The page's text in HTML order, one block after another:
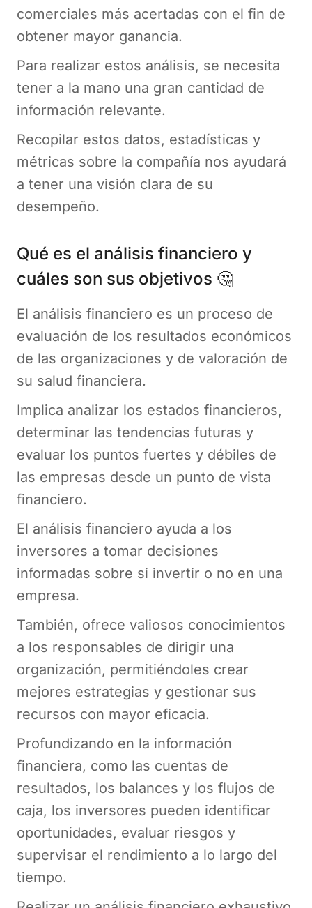
comerciales más acertadas con el fin de
obtener mayor ganancia.
Para realizar estos análisis, se necesita
tener a la mano una gran cantidad de
información relevante.
Recopilar estos datos, estadísticas y
métricas sobre la compañía nos ayudará
a tener una visión clara de su
desempeño.
Qué es el análisis financiero y
cuáles son sus objetivos 🤔
El análisis financiero es un proceso de
evaluación de los resultados económicos
de las organizaciones y de valoración de
su salud financiera.
Implica analizar los estados financieros,
determinar las tendencias futuras y
evaluar los puntos fuertes y débiles de
las empresas desde un punto de vista
financiero.
El análisis financiero ayuda a los
inversores a tomar decisiones
informadas sobre si invertir o no en una
empresa.
También, ofrece valiosos conocimientos
a los responsables de dirigir una
organización, permitiéndoles crear
mejores estrategias y gestionar sus
recursos con mayor eficacia.
Profundizando en la información
financiera, como las cuentas de
resultados, los balances y los flujos de
caja, los inversores pueden identificar
oportunidades, evaluar riesgos y
supervisar el rendimiento a lo largo del
tiempo.